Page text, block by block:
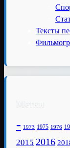
Тексты
Метки
- 1973 1975 1976
2015 2016